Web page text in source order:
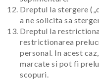
Dreptul la stergere
a ne solicita sa
Dreptul la
restrictionarea
personal. In acest
marcate si pot fi
scopuri.